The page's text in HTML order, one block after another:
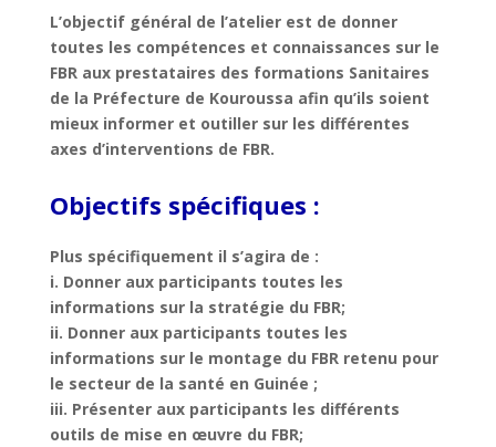
L’objectif général de l’atelier est de donner
toutes les compétences et connaissances sur le
FBR aux prestataires des formations Sanitaires
de la Préfecture de Kouroussa afin qu’ils soient
mieux informer et outiller sur les différentes
axes d’interventions de FBR.
Objectifs spécifiques :
Plus spécifiquement il s’agira de :
i. Donner aux participants toutes les
informations sur la stratégie du FBR;
ii. Donner aux participants toutes les
informations sur le montage du FBR retenu pour
le secteur de la santé en Guinée ;
iii. Présenter aux participants les différents
outils de mise en œuvre du FBR;